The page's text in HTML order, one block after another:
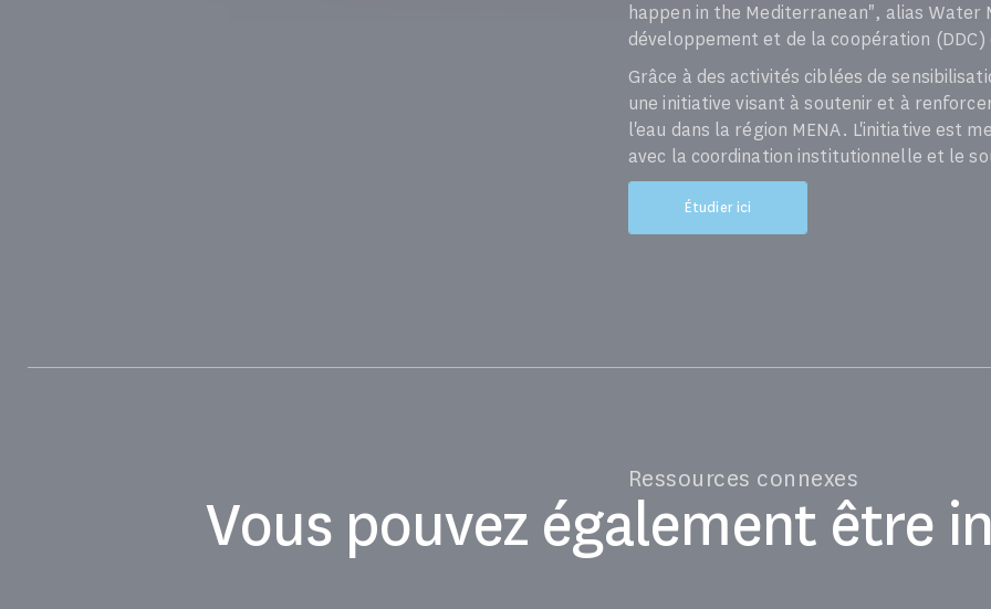
happen in the Mediterranean", alias
développement et de la coopération (DDC)
Grâce à des activités ciblées de
une initiative visant à soutenir et à
l'eau dans la région MENA. L'initiative est
avec la coordination institutionnelle et le
Étudier ici
Ressources connexes
Vous pouvez également être